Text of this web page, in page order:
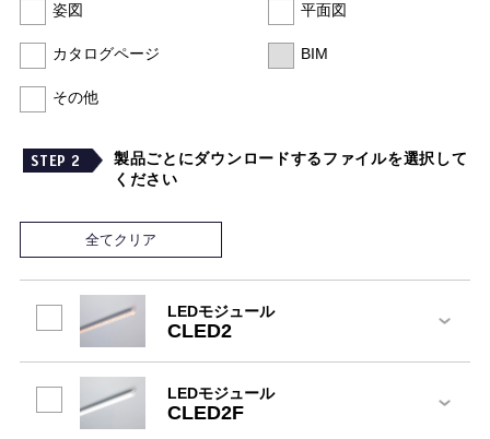
姿図 平面図
カタログページ BIM
その他
STEP 2
製品ごとにダウンロードするファイルを選択して
ください
全てクリア
LEDモジュール
CLED2
LEDモジュール
CLED2F